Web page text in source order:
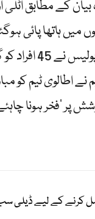
کے مطابق اٹلی
کی تصدیق کی
اطالوی ٹیم کو
کرنے کے لیے ڈیلی